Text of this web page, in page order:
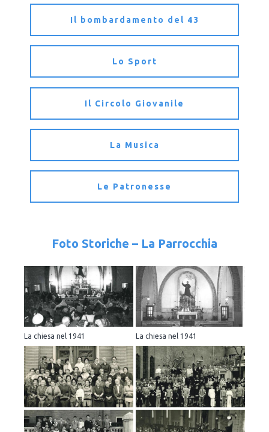
Il bombardamento del 43
Lo Sport
Il Circolo Giovanile
La Musica
Le Patronesse
Foto Storiche – La Parrocchia
La chiesa nel 1941 La chiesa nel 1941